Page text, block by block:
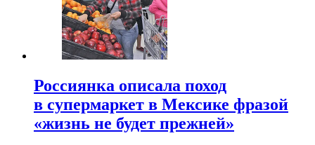
Россиянка описала поход
в супермаркет в Мексике фразой
«жизнь не будет прежней»